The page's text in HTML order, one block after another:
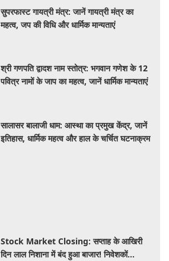
सुपरफास्ट गायत्री मंत्र: जानें गायत्री मंत्र का
महत्व, जप की विधि और धार्मिक मान्यताएं
श्री गणपति द्वादश नाम स्तोत्र: भगवान गणेश के 12
पवित्र नामों के जाप का महत्व, जानें धार्मिक मान्यताएं
सालासर बालाजी धाम: आस्था का प्रमुख केंद्र, जानें
इतिहास, धार्मिक महत्व और हाल के चर्चित घटनाक्रम
Stock Market Closing: सप्ताह के आखिरी
दिन लाल निशाना में बंद हुआ बाजार! निवेशकों